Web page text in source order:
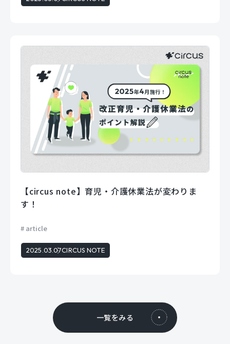
一覧をみる
【circus note】育児・介護休業法が変わりま
す！
article
2025.03.07CIRCUS NOTE